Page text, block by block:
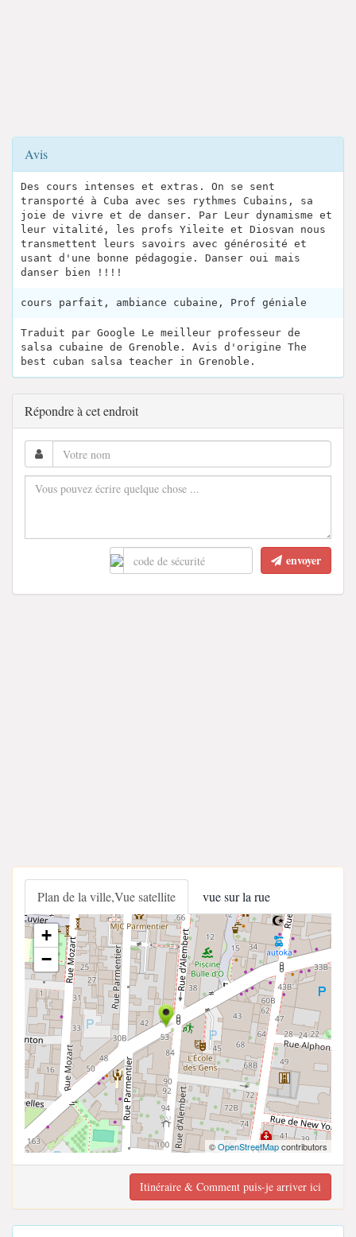
Avis
Des cours intenses et extras. On se sent
transporté à Cuba avec ses rythmes Cubains, sa
joie de vivre et de danser. Par Leur dynamisme et
leur vitalité, les profs Yileite et Diosvan nous
transmettent leurs savoirs avec générosité et
usant d'une bonne pédagogie. Danser oui mais
danser bien !!!!
cours parfait, ambiance cubaine, Prof géniale
Traduit par Google Le meilleur professeur de
salsa cubaine de Grenoble. Avis d'origine The
best cuban salsa teacher in Grenoble.
Répondre à cet endroit
envoyer
Plan de la ville,Vue satellite vue sur la rue
+
−
©OpenStreetMapcontributors
Itinéraire & Comment puis-je arriver ici